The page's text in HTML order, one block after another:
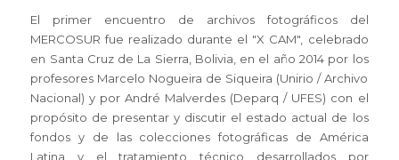
El primer encuentro de archivos fotográficos del
MERCOSUR fue realizado durante el "X CAM", celebrado
en Santa Cruz de La Sierra, Bolivia, en el año 2014 por los
profesores Marcelo Nogueira de Siqueira (Unirio / Archivo
Nacional) y por André Malverdes (Deparq / UFES) con el
propósito de presentar y discutir el estado actual de los
fondos y de las colecciones fotográficas de América
Latina y el tratamiento técnico desarrollados por